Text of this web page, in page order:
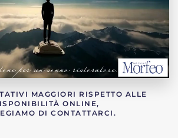
MAGGIORI RISPETTO ALLE
ONLINE,
DI CONTATTARCI.